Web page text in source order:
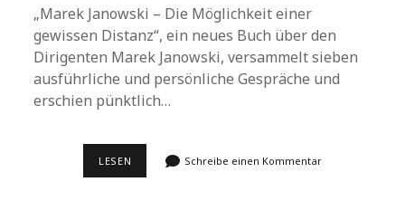
„Marek Janowski – Die Möglichkeit einer
gewissen Distanz“, ein neues Buch über den
Dirigenten Marek Janowski, versammelt sieben
ausführliche und persönliche Gespräche und
erschien pünktlich…
LESEN PERSÖNLICHERSchreibe einen Kommentar